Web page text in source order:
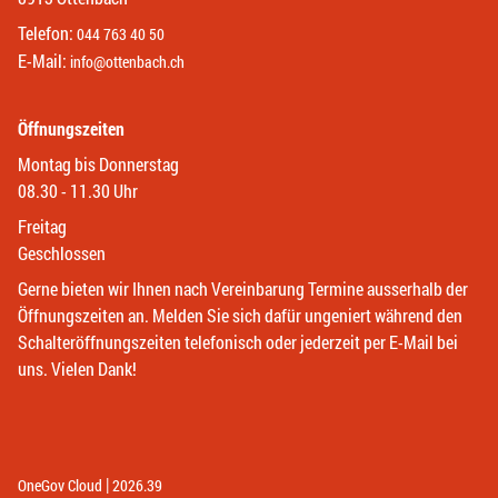
Telefon: 044 763 40 50
E-Mail: info@ottenbach.ch
Öffnungszeiten
Montag bis Donnerstag
08.30 - 11.30 Uhr
Freitag
Geschlossen
Gerne bieten wir Ihnen nach Vereinbarung Termine ausserhalb der
Öffnungszeiten an. Melden Sie sich dafür ungeniert während den
Schalteröffnungszeiten telefonisch oder jederzeit per E-Mail bei
uns. Vielen Dank!
OneGov Cloud (External Link)
|2026.39